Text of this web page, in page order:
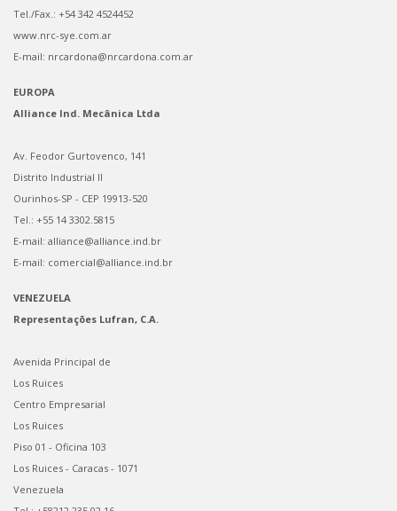
Tel./Fax.: +54 342 4524452
www.nrc-sye.com.ar
E-mail: nrcardona@nrcardona.com.ar
EUROPA
Alliance Ind. Mecânica Ltda
Av. Feodor Gurtovenco, 141
Distrito Industrial II
Ourinhos-SP - CEP 19913-520
Tel.: +55 14 3302.5815
E-mail: alliance@alliance.ind.br
E-mail: comercial@alliance.ind.br
VENEZUELA
Representações Lufran, C.A.
Avenida Principal de
Los Ruices
Centro Empresarial
Los Ruices
Piso 01 - Oficina 103
Los Ruices - Caracas - 1071
Venezuela